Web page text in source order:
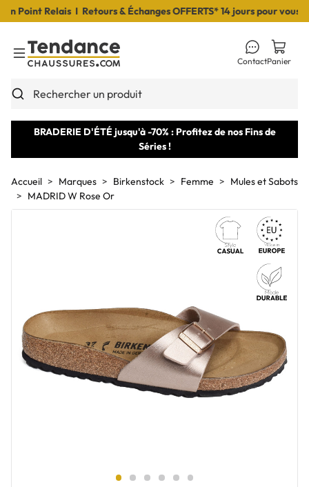
Point Relais I Retours & Échanges OFFERTS* 14 jours pour vous
Toggle Menu
Rechercher un produit
ContactPanier
BRADERIE D'ÉTÉ jusqu'à -70% : Profitez de nos Fins de
Séries !
Accueil Marques Birkenstock Femme
Mules et Sabots
MADRID W Rose Or